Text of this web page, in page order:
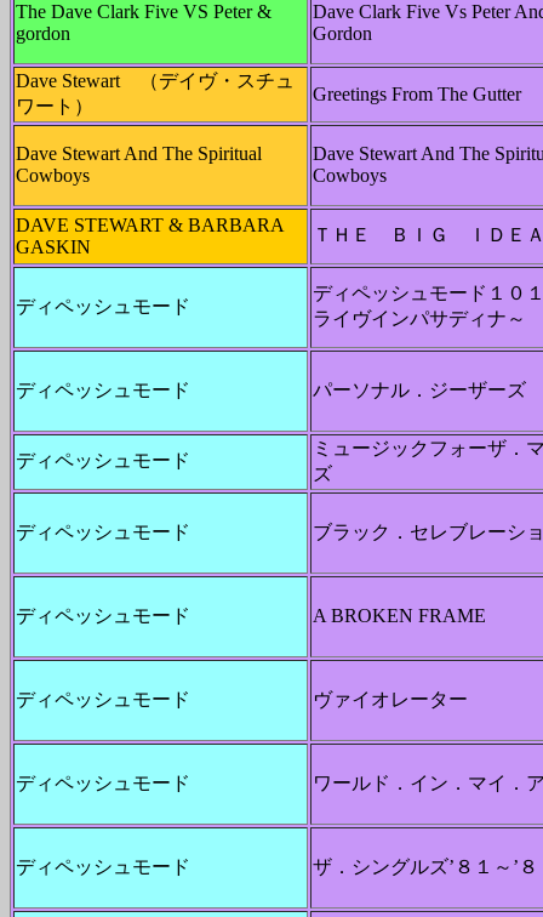
The Dave Clark Five VS Peter &
gordon
Dave Clark Five Vs Peter
Gordon
Dave Stewart （デイヴ・スチュ
ワート）
Greetings From The Gutter
Dave Stewart And The Spiritual
Cowboys
Dave Stewart And The
Cowboys
DAVE STEWART & BARBARA
GASKIN
ＴＨＥ ＢＩＧ ＩＤＥ
ディペッシュモード
ディペッシュモード１０
ライヴインパサディナ～
ディペッシュモード パーソナル．ジーザーズ
ディペッシュモード
ミュージックフォーザ．
ズ
ディペッシュモード ブラック．セレブレーシ
ディペッシュモード A BROKEN FRAME
ディペッシュモード ヴァイオレーター
ディペッシュモード ワールド．イン．マイ．
ディペッシュモード ザ．シングルズ’８１～’８